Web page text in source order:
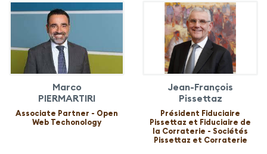
Marco
PIERMARTIRI
Associate Partner - Open
Web Techonology
Jean-François
Pissettaz
Président Fiduciaire
Pissettaz et Fiduciaire de
la Corraterie - Sociétés
Pissettaz et Corraterie